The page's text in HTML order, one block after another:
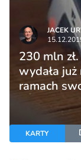
JACEK
230 mln
wydała
ramach
KARTY